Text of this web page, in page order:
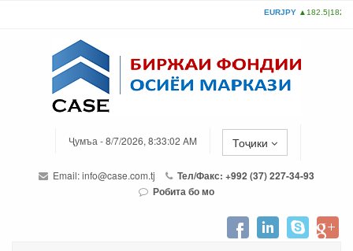
Ҷумъа - 8/7/2026, 8:33:02 AM Тоҷики
Email:info@case.com.tj
Тел/Факс: +992 (37) 227-34-93
Робита бо мо